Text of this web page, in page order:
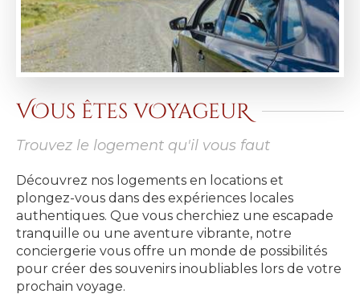
VOus êtes vOyageuR
Trouvez le logement qu'il vous faut
Découvrez nos logements en locations et
plongez-vous dans des expériences locales
authentiques. Que vous cherchiez une escapade
tranquille ou une aventure vibrante, notre
conciergerie vous offre un monde de possibilités
pour créer des souvenirs inoubliables lors de votre
prochain voyage.